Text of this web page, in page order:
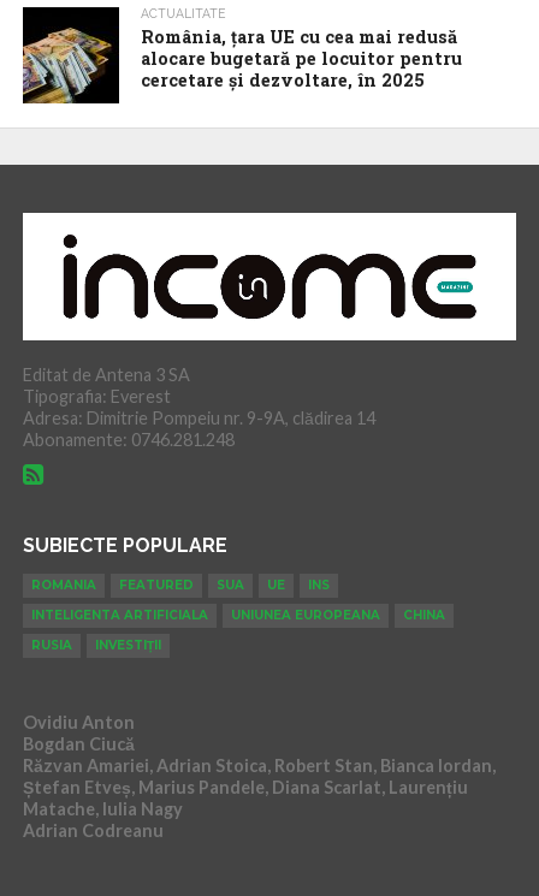
ACTUALITATE
România, țara UE cu cea mai redusă
alocare bugetară pe locuitor pentru
cercetare și dezvoltare, în 2025
Editat de Antena 3 SA
Tipografia: Everest
Adresa: Dimitrie Pompeiu nr. 9-9A, clădirea 14
Abonamente: 0746.281.248
SUBIECTE POPULARE
ROMANIA FEATURED SUA UE
INS
INTELIGENTA ARTIFICIALA
UNIUNEA EUROPEANA
CHINA
RUSIA
INVESTIȚII
Ovidiu Anton
Bogdan Ciucă
Răzvan Amariei, Adrian Stoica, Robert Stan, Bianca Iordan,
Ștefan Etveș, Marius Pandele, Diana Scarlat, Laurențiu
Matache, Iulia Nagy
Adrian Codreanu